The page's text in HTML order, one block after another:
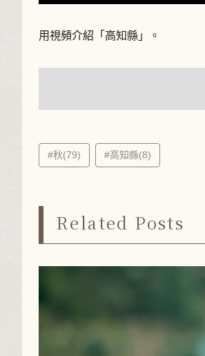
用視頻介紹「高知縣」。
#秋(79) #高知縣(8)
Related Posts